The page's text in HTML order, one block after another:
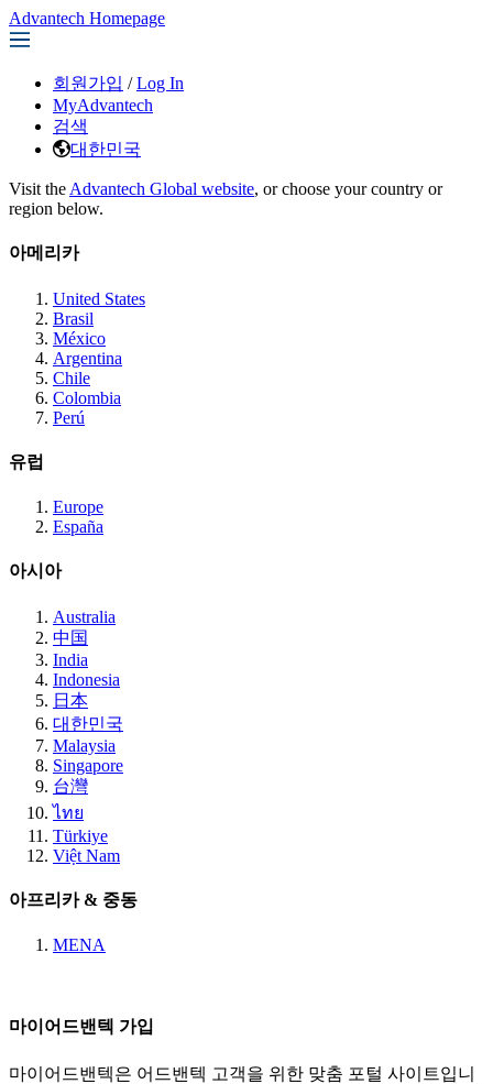
Advantech Homepage
회원가입 / Log In
MyAdvantech
검색
대한민국
Visit the Advantech Global website, or choose your country or
region below.
아메리카
United States
Brasil
México
Argentina
Chile
Colombia
Perú
유럽
Europe
España
아시아
Australia
中国
India
Indonesia
日本
대한민국
Malaysia
Singapore
台灣
ไทย
Türkiye
Việt Nam
아프리카 & 중동
MENA
마이어드밴텍 가입
마이어드밴텍은 어드밴텍 고객을 위한 맞춤 포털 사이트입니